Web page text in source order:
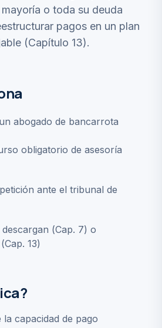
o toda su deuda
pagos en un plan
(Capítulo 13).
abogado de bancarrota
obligatorio de asesoría
ante el tribunal de
descargan (Cap. 7) o
13)
la capacidad de pago